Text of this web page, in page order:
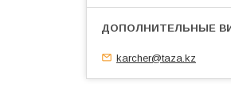
karcher@taza.kz